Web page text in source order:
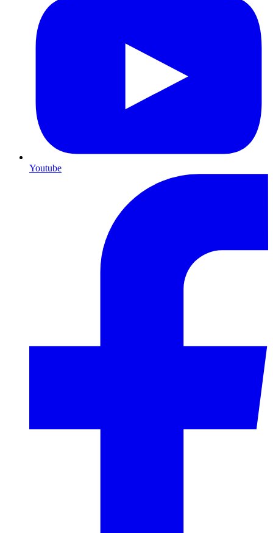
Youtube